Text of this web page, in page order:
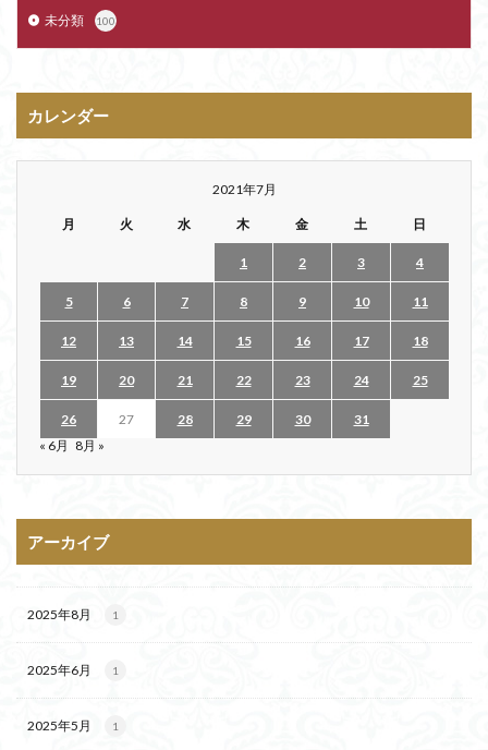
未分類 100
カレンダー
2021年7月
月 火 水 木 金 土 日
1 2 3 4
5 6 7 8 9 10 11
12 13 14 15 16 17 18
19 20 21 22 23 24 25
26 27 28 29 30
31
« 6月 8月 »
アーカイブ
2025年8月 1
2025年6月 1
2025年5月 1